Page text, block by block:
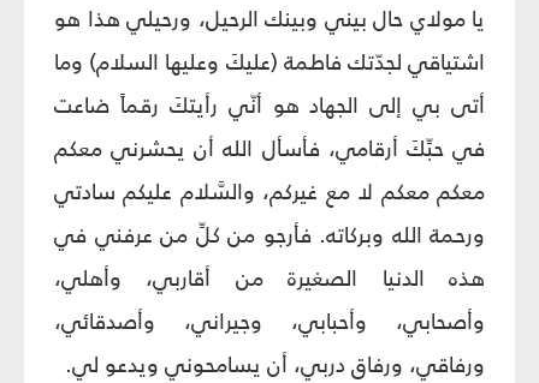
يا مولاي حال بيني وبينك الرحيل، ورحيلي هذا هو
اشتياقي لجدّتك فاطمة (عليكَ وعليها السلام) وما
أتى بي إلى الجهاد هو أنّي رأيتكَ رقماً ضاعت
في حبِّكَ أرقامي، فأسأل الله أن يحشرني معكم
معكم معكم لا مع غيركم، والسَّلام عليكم سادتي
ورحمة الله وبركاته. فأرجو من كلِّ من عرفني في
هذه الدنيا الصغيرة من أقاربي، وأهلي،
وأصحابي، وأحبابي، وجيراني، وأصدقائي،
ورفاقي، ورفاق دربي، أن يسامحوني ويدعو لي.